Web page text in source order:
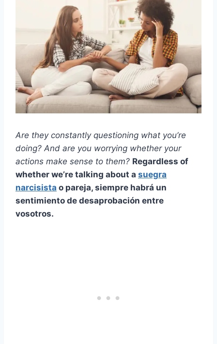
Are they constantly questioning what you’re
doing? And are you worrying whether your
actions make sense to them? Regardless of
whether we’re talking about a suegra
narcisista o pareja, siempre habrá un
sentimiento de desaprobación entre
vosotros.